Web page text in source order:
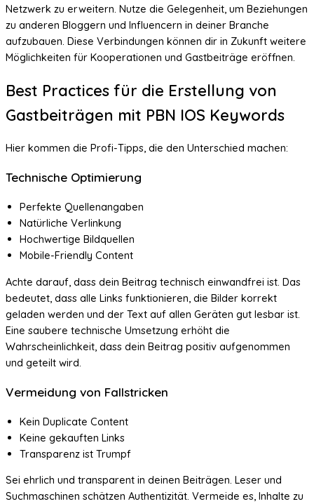
Netzwerk zu erweitern. Nutze die Gelegenheit, um Beziehungen
zu anderen Bloggern und Influencern in deiner Branche
aufzubauen. Diese Verbindungen können dir in Zukunft weitere
Möglichkeiten für Kooperationen und Gastbeiträge eröffnen.
Best Practices für die Erstellung von
Gastbeiträgen mit PBN IOS Keywords
Hier kommen die Profi-Tipps, die den Unterschied machen:
Technische Optimierung
Perfekte Quellenangaben
Natürliche Verlinkung
Hochwertige Bildquellen
Mobile-Friendly Content
Achte darauf, dass dein Beitrag technisch einwandfrei ist. Das
bedeutet, dass alle Links funktionieren, die Bilder korrekt
geladen werden und der Text auf allen Geräten gut lesbar ist.
Eine saubere technische Umsetzung erhöht die
Wahrscheinlichkeit, dass dein Beitrag positiv aufgenommen
und geteilt wird.
Vermeidung von Fallstricken
Kein Duplicate Content
Keine gekauften Links
Transparenz ist Trumpf
Sei ehrlich und transparent in deinen Beiträgen. Leser und
Suchmaschinen schätzen Authentizität. Vermeide es, Inhalte zu